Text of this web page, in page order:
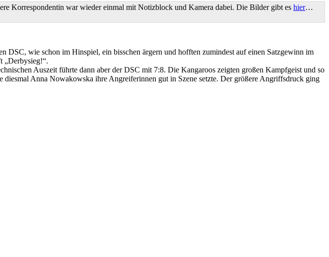
Korrespondentin war wieder einmal mit Notizblock und Kamera dabei. Die Bilder gibt es hier…
wie schon im Hinspiel, ein bisschen ärgern und hofften zumindest auf einen Satzgewinn im
„Derbysieg!“.
Auszeit führte dann aber der DSC mit 7:8. Die Kangaroos zeigten großen Kampfgeist und so
Anna Nowakowska ihre Angreiferinnen gut in Szene setzte. Der größere Angriffsdruck ging